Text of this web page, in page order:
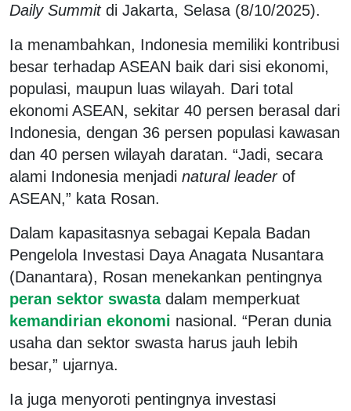
Daily Summitdi Jakarta, Selasa (8/10/2025).
Ia menambahkan, Indonesia memiliki kontribusi
besar terhadap ASEAN baik dari sisi ekonomi,
populasi, maupun luas wilayah. Dari total
ekonomi ASEAN, sekitar 40 persen berasal dari
Indonesia, dengan 36 persen populasi kawasan
dan 40 persen wilayah daratan. “Jadi, secara
alami Indonesia menjadi natural leaderof
ASEAN,” kata Rosan.
Dalam kapasitasnya sebagai Kepala Badan
Pengelola Investasi Daya Anagata Nusantara
(Danantara), Rosan menekankan pentingnya
peran sektor swasta dalam memperkuat
kemandirian ekonomi nasional. “Peran dunia
usaha dan sektor swasta harus jauh lebih
besar,” ujarnya.
Ia juga menyoroti pentingnya investasi